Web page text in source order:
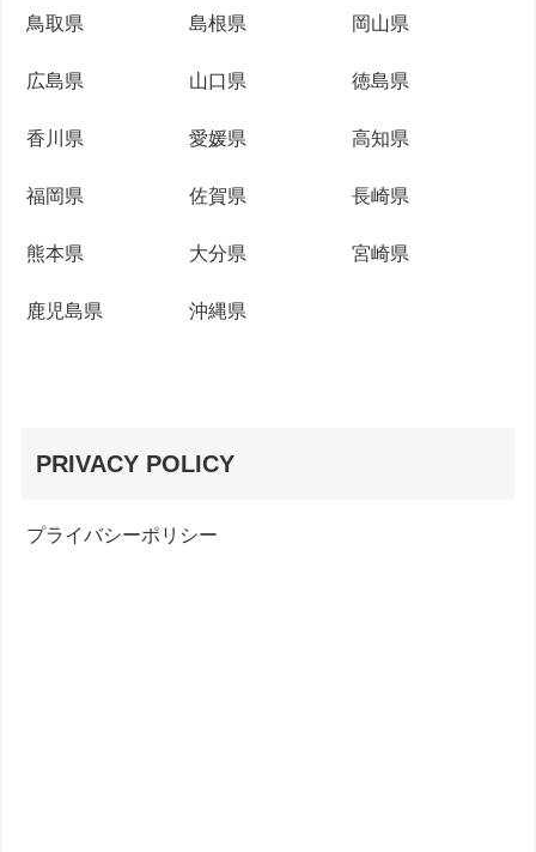
鳥取県 島根県 岡山県
広島県 山口県 徳島県
香川県 愛媛県 高知県
福岡県 佐賀県 長崎県
熊本県 大分県 宮崎県
鹿児島県 沖縄県
PRIVACY POLICY
プライバシーポリシー